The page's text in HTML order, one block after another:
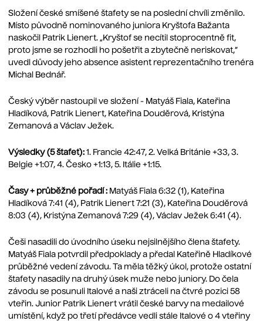
Složení české smíšené štafety se na poslední chvíli změnilo.
Místo původně nominovaného juniora Kryštofa Bažanta
naskočil Patrik Lienert. „Kryštof se necítil stoprocentně fit,
proto jsme se rozhodli ho pošetřit a zbytečně neriskovat,“
uvedl důvody jeho absence asistent reprezentačního trenéra
Michal Bednář.
Český výběr nastoupil ve složení - Matyáš Fiala, Kateřina
Hladíková, Patrik Lienert, Kateřina Douděrová, Kristýna
Zemanová a Václav Ježek.
Výsledky (5 štafet): 1. Francie 42:47, 2. Velká Británie +33, 3.
Belgie +1:07, 4. Česko +1:13, 5. Itálie +1:15.
Časy + průběžné pořadí : Matyáš Fiala 6:32 (1), Kateřina
Hladíková 7:41 (4), Patrik Lienert 7:21 (3), Kateřina Douděrová
8:03 (4), Kristýna Zemanová 7:29 (4), Václav Ježek 6:41 (4).
Češi nasadili do úvodního úseku nejsilnějšího člena štafety.
Matyáš Fiala potvrdil předpoklady a předal Kateřině Hladíkové
průběžné vedení závodu. Ta měla těžký úkol, protože ostatní
štafety nasadily na druhý úsek muže nebo juniory. Do čela
závodu se posunuli Italové a naši ztráceli na čtvré pozici 58
vteřin. Junior Patrik Lienert vrátil české barvy na medailové
umístění, když po třetí předávce vedli stále Italové o 4 vteřiny